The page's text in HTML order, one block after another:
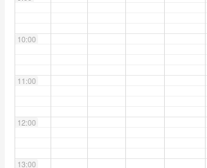
10:00
11:00
12:00
13:00